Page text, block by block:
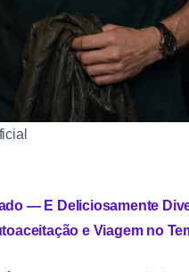
— E Deliciosamente
e Viagem no